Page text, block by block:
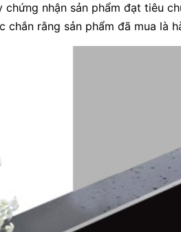
chứng nhận sản phẩm đạt tiêu
chắn rằng sản phẩm đã mua là